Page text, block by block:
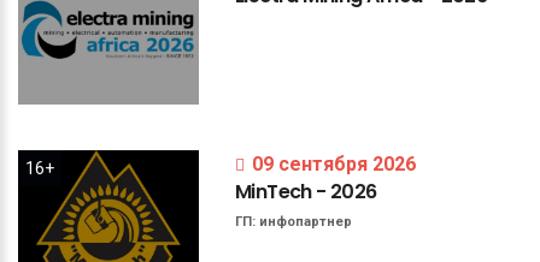
16+ 09 сентября 2026
MinTech- 2026
ГП: инфопартнер